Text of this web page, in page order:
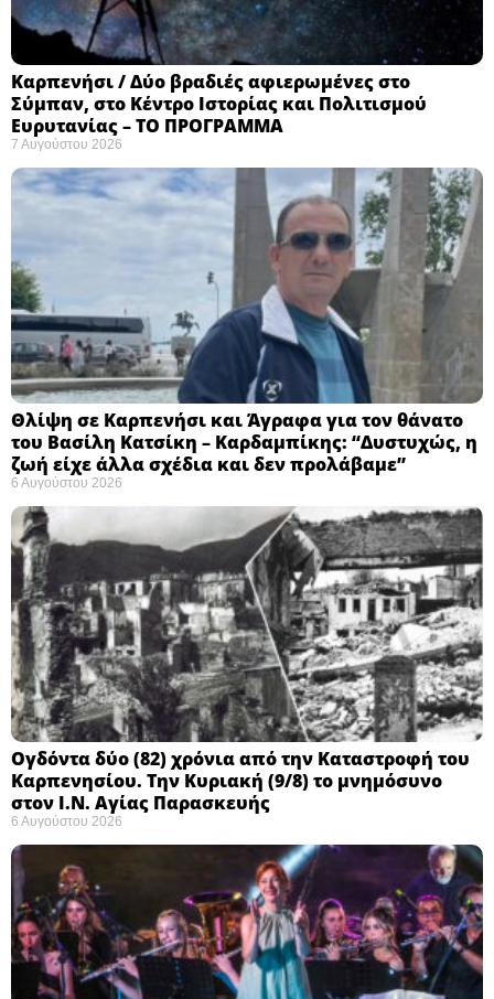
Καρπενήσι / Δύο βραδιές αφιερωμένες στο
Σύμπαν, στο Κέντρο Ιστορίας και Πολιτισμού
Ευρυτανίας – ΤΟ ΠΡΟΓΡΑΜΜΑ
7 Αυγούστου 2026
Θλίψη σε Καρπενήσι και Άγραφα για τον θάνατο
του Βασίλη Κατσίκη – Καρδαμπίκης: “Δυστυχώς, η
ζωή είχε άλλα σχέδια και δεν προλάβαμε”
6 Αυγούστου 2026
Ογδόντα δύο (82) χρόνια από την Καταστροφή του
Καρπενησίου. Την Κυριακή (9/8) το μνημόσυνο
στον Ι.Ν. Αγίας Παρασκευής
6 Αυγούστου 2026